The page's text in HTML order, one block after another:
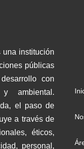
institución
públicas
con
y ambiental.
el paso de
a través de
éticos,
personal,